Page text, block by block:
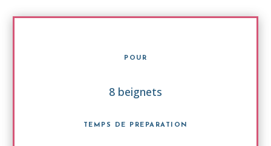
POUR
8 beignets
TEMPS DE PREPARATION